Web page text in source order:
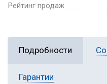
Рейтинг продаж
Подробности
Гарантии